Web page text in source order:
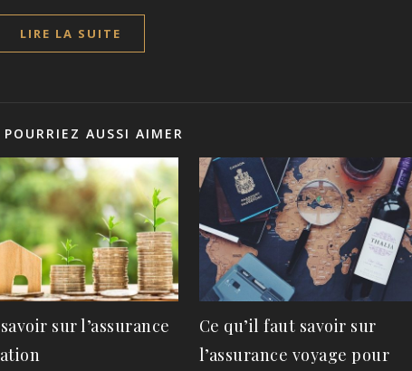
LIRE LA SUITE
POURRIEZ AUSSI AIMER
sur l’assurance
Ce qu’il faut savoir sur
l’assurance voyage pour